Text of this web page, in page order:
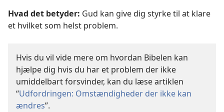
Hvad det betyder: Gud kan give dig styrke til at klare
et hvilket som helst problem.
Hvis du vil vide mere om hvordan Bibelen kan
hjælpe dig hvis du har et problem der ikke
umiddelbart forsvinder, kan du læse artiklen
“Udfordringen: Omstændigheder der ikke kan
ændres”.